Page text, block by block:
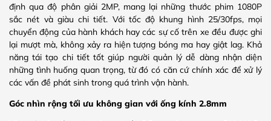
định qua độ phân giải 2MP, mang lại những thước phim 1080P
sắc nét và giàu chi tiết. Với tốc độ khung hình 25/30fps, mọi
chuyển động của hành khách hay các sự cố trên xe đều được ghi
lại mượt mà, không xảy ra hiện tượng bóng ma hay giật lag. Khả
năng tái tạo chi tiết tốt giúp người quản lý dễ dàng nhận diện
những tình huống quan trọng, từ đó có căn cứ chính xác để xử lý
các vấn đề phát sinh trong quá trình vận hành.
Góc nhìn rộng tối ưu không gian với ống kính 2.8mm